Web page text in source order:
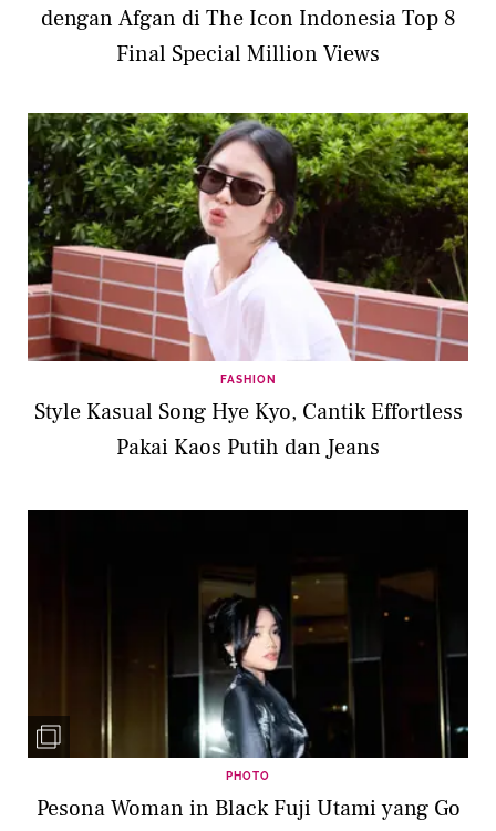
dengan Afgan di The Icon Indonesia Top 8
Final Special Million Views
FASHION
Style Kasual Song Hye Kyo, Cantik Effortless
Pakai Kaos Putih dan Jeans
PHOTO
Pesona Woman in Black Fuji Utami yang Go